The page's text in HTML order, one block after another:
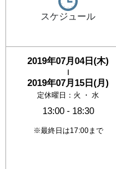
スケジュール
2019年07月04日(木)
|
2019年07月15日(月)
定休曜日：火 ・ 水
13:00- 18:30
※最終日は17:00まで